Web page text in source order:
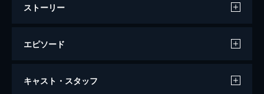
ストーリー
エピソード
糸
キャスト・スタッフ